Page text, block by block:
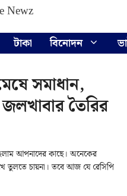
টাকা বিনোদন
সমাধান,
তৈরির
আপনাদের কাছে। অনেকের
তুলতে চায়না। তবে আজ যে রেসিপি